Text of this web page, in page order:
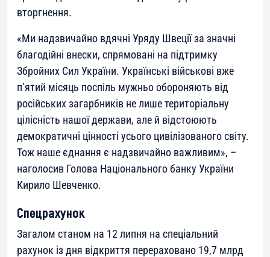
вторгнення.
«Ми надзвичайно вдячні Уряду Швеції за значні
благодійні внески, спрямовані на підтримку
Збройних Сил України. Українські військові вже
п’ятий місяць поспіль мужньо обороняють від
російських загарбників не лише територіальну
цілісність нашої держави, але й відстоюють
демократичні цінності усього цивілізованого світу.
Тож наше єднання є надзвичайно важливим», –
наголосив Голова Національного банку України
Кирило Шевченко.
Спецрахунок
Загалом станом на 12 липня на спеціальний
рахунок із дня відкриття перераховано 19,7 млрд